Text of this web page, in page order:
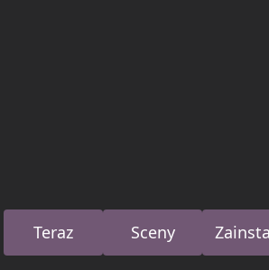
Teraz Sceny